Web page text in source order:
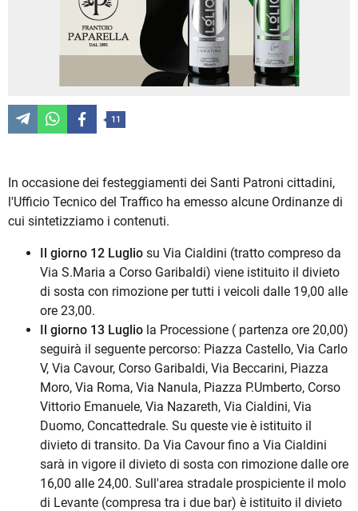
11
In occasione dei festeggiamenti dei Santi Patroni cittadini,
l'Ufficio Tecnico del Traffico ha emesso alcune Ordinanze di
cui sintetizziamo i contenuti.
Il giorno 12 Luglio su Via Cialdini (tratto compreso da
Via S.Maria a Corso Garibaldi) viene istituito il divieto
di sosta con rimozione per tutti i veicoli dalle 19,00 alle
ore 23,00.
Il giorno 13 Luglio la Processione ( partenza ore 20,00)
seguirà il seguente percorso: Piazza Castello, Via Carlo
V, Via Cavour, Corso Garibaldi, Via Beccarini, Piazza
Moro, Via Roma, Via Nanula, Piazza P.Umberto, Corso
Vittorio Emanuele, Via Nazareth, Via Cialdini, Via
Duomo, Concattedrale. Su queste vie è istituito il
divieto di transito. Da Via Cavour fino a Via Cialdini
sarà in vigore il divieto di sosta con rimozione dalle ore
16,00 alle 24,00. Sull'area stradale prospiciente il molo
di Levante (compresa tra i due bar) è istituito il divieto